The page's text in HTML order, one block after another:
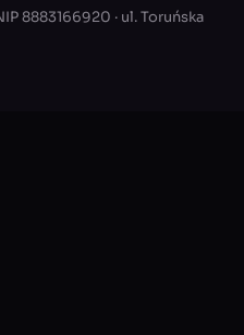
8883166920 · ul. Toruńska